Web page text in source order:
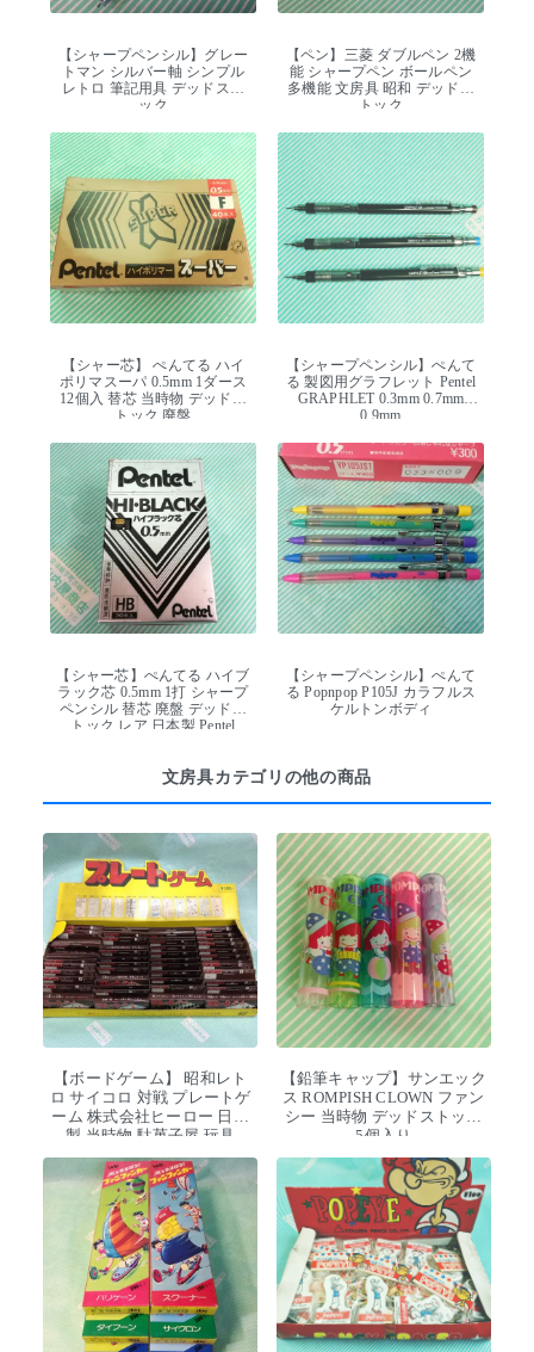
【シャープペンシル】グレー
トマン シルバー軸 シンプル
レトロ 筆記用具 デッドスト
ック
【ペン】三菱 ダブルペン 2機
能 シャープペン ボールペン
多機能 文房具 昭和 デッドス
トック
【シャー芯】 ぺんてる ハイ
ポリマスーパ 0.5mm 1ダース
12個入 替芯 当時物 デッドス
トック 廃盤
【シャープペンシル】ぺんて
る 製図用グラフレット Pentel
GRAPHLET 0.3mm 0.7mm
0.9mm
【シャー芯】ぺんてる ハイブ
ラック芯 0.5mm 1打 シャープ
ペンシル 替芯 廃盤 デッドス
トック レア 日本製 Pentel
【シャープペンシル】ぺんて
る Popnpop P105J カラフルス
ケルトンボディ
文房具カテゴリの他の商品
【ボードゲーム】 昭和レト
ロ サイコロ 対戦 プレートゲ
ーム 株式会社ヒーロー 日本
製 当時物 駄菓子屋 玩具
【鉛筆キャップ】サンエック
ス ROMPISH CLOWN ファン
シー 当時物 デッドストック
5個入り